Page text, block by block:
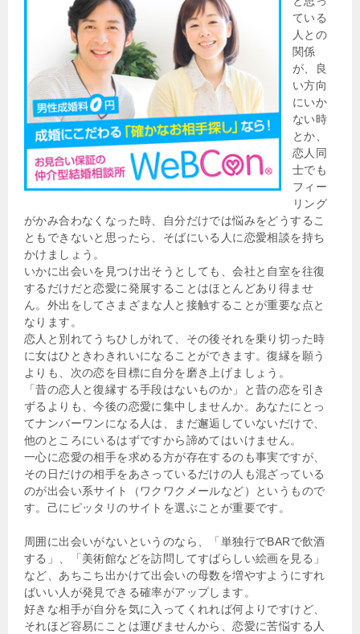
ている
人との
関係
が、良
い方向
にいか
ない時
とか、
恋人同
士でも
フィー
リング
がかみ合わなくなった時、自分だけでは悩みをどうするこ
ともできないと思ったら、そばにいる人に恋愛相談を持ち
かけましょう。
いかに出会いを見つけ出そうとしても、会社と自室を往復
するだけだと恋愛に発展することはほとんどあり得ませ
ん。外出をしてさまざまな人と接触することが重要な点と
なります。
恋人と別れてうちひしがれて、その後それを乗り切った時
に女はひときわきれいになることができます。復縁を願う
よりも、次の恋を目標に自分を磨き上げましょう。
「昔の恋人と復縁する手段はないものか」と昔の恋を引き
ずるよりも、今後の恋愛に集中しませんか。あなたにとっ
てナンバーワンになる人は、まだ邂逅していないだけで、
他のところにいるはずですから諦めてはいけません。
一心に恋愛の相手を求める方が存在するのも事実ですが、
その日だけの相手をあさっているだけの人も混ざっている
のが出会い系サイト（ワクワクメールなど）というもので
す。己にピッタリのサイトを選ぶことが重要です。
周囲に出会いがないというのなら、「単独行でBARで飲酒
する」、「美術館などを訪問してすばらしい絵画を見る」
など、あちこち出かけて出会いの母数を増やすようにすれ
ばいい人が発見できる確率がアップします。
好きな相手が自分を気に入ってくれれば何よりですけど、
それほど容易にことは運びませんから、恋愛に苦悩する人